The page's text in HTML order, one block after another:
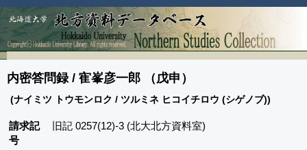
内密答問録 / 寉峯彦一郎 （戊申）
(ナイミツ トウモンロク / ツルミネ ヒコイチロウ (シゲノブ))
請求記
号
旧記 0257(12)-3 (北大北方資料室)